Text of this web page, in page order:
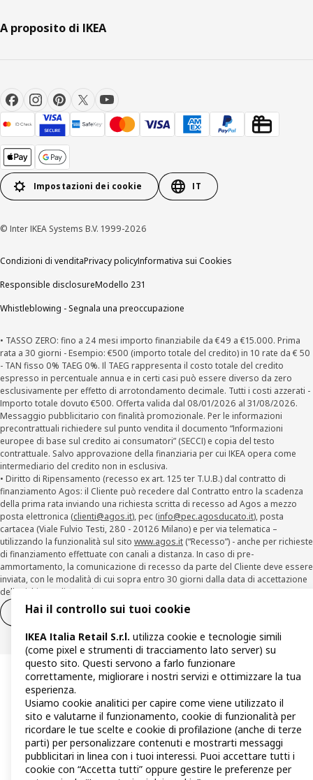
A proposito di IKEA
Impostazioni dei cookie IT
© Inter IKEA Systems B.V. 1999-2026
Condizioni di venditaPrivacy policyInformativa sui Cookies
Responsible disclosureModello 231
Whistleblowing - Segnala una preoccupazione
• TASSO ZERO: fino a 24 mesi importo finanziabile da €49 a €15.000. Prima
rata a 30 giorni - Esempio: €500 (importo totale del credito) in 10 rate da € 50
- TAN fisso 0% TAEG 0%. Il TAEG rappresenta il costo totale del credito
espresso in percentuale annua e in certi casi può essere diverso da zero
esclusivamente per effetto di arrotondamento decimale. Tutti i costi azzerati -
Importo totale dovuto €500. Offerta valida dal 08/01/2026 al 31/08/2026.
Messaggio pubblicitario con finalità promozionale. Per le informazioni
precontrattuali richiedere sul punto vendita il documento “Informazioni
europee di base sul credito ai consumatori” (SECCI) e copia del testo
contrattuale. Salvo approvazione della finanziaria per cui IKEA opera come
intermediario del credito non in esclusiva.
• Diritto di Ripensamento (recesso ex art. 125 ter T.U.B.) dal contratto di
finanziamento Agos: il Cliente può recedere dal Contratto entro la scadenza
della prima rata inviando una richiesta scritta di recesso ad Agos a mezzo
posta elettronica (clienti@agos.it), pec (info@pec.agosducato.it), posta
cartacea (Viale Fulvio Testi, 280 - 20126 Milano) e per via telematica –
utilizzando la funzionalità sul sito www.agos.it (“Recesso”) - anche per richieste
di finanziamento effettuate con canali a distanza. In caso di pre-
ammortamento, la comunicazione di recesso da parte del Cliente deve essere
inviata, con le modalità di cui sopra entro 30 giorni dalla data di accettazione
della richiesta di finanziamento.
Diritto di recesso
Diritto di recesso per i servizi
Hai il controllo sui tuoi cookie
IKEA Italia Retail S.r.l. utilizza cookie e tecnologie simili
(come pixel e strumenti di tracciamento lato server) su
questo sito. Questi servono a farlo funzionare
correttamente, migliorare i nostri servizi e ottimizzare la tua
esperienza.
Usiamo cookie analitici per capire come viene utilizzato il
sito e valutarne il funzionamento, cookie di funzionalità per
ricordare le tue scelte e cookie di profilazione (anche di terze
parti) per personalizzare contenuti e mostrarti messaggi
pubblicitari in linea con i tuoi interessi. Puoi accettare tutti i
cookie con “Accetta tutti” oppure gestire le preferenze per